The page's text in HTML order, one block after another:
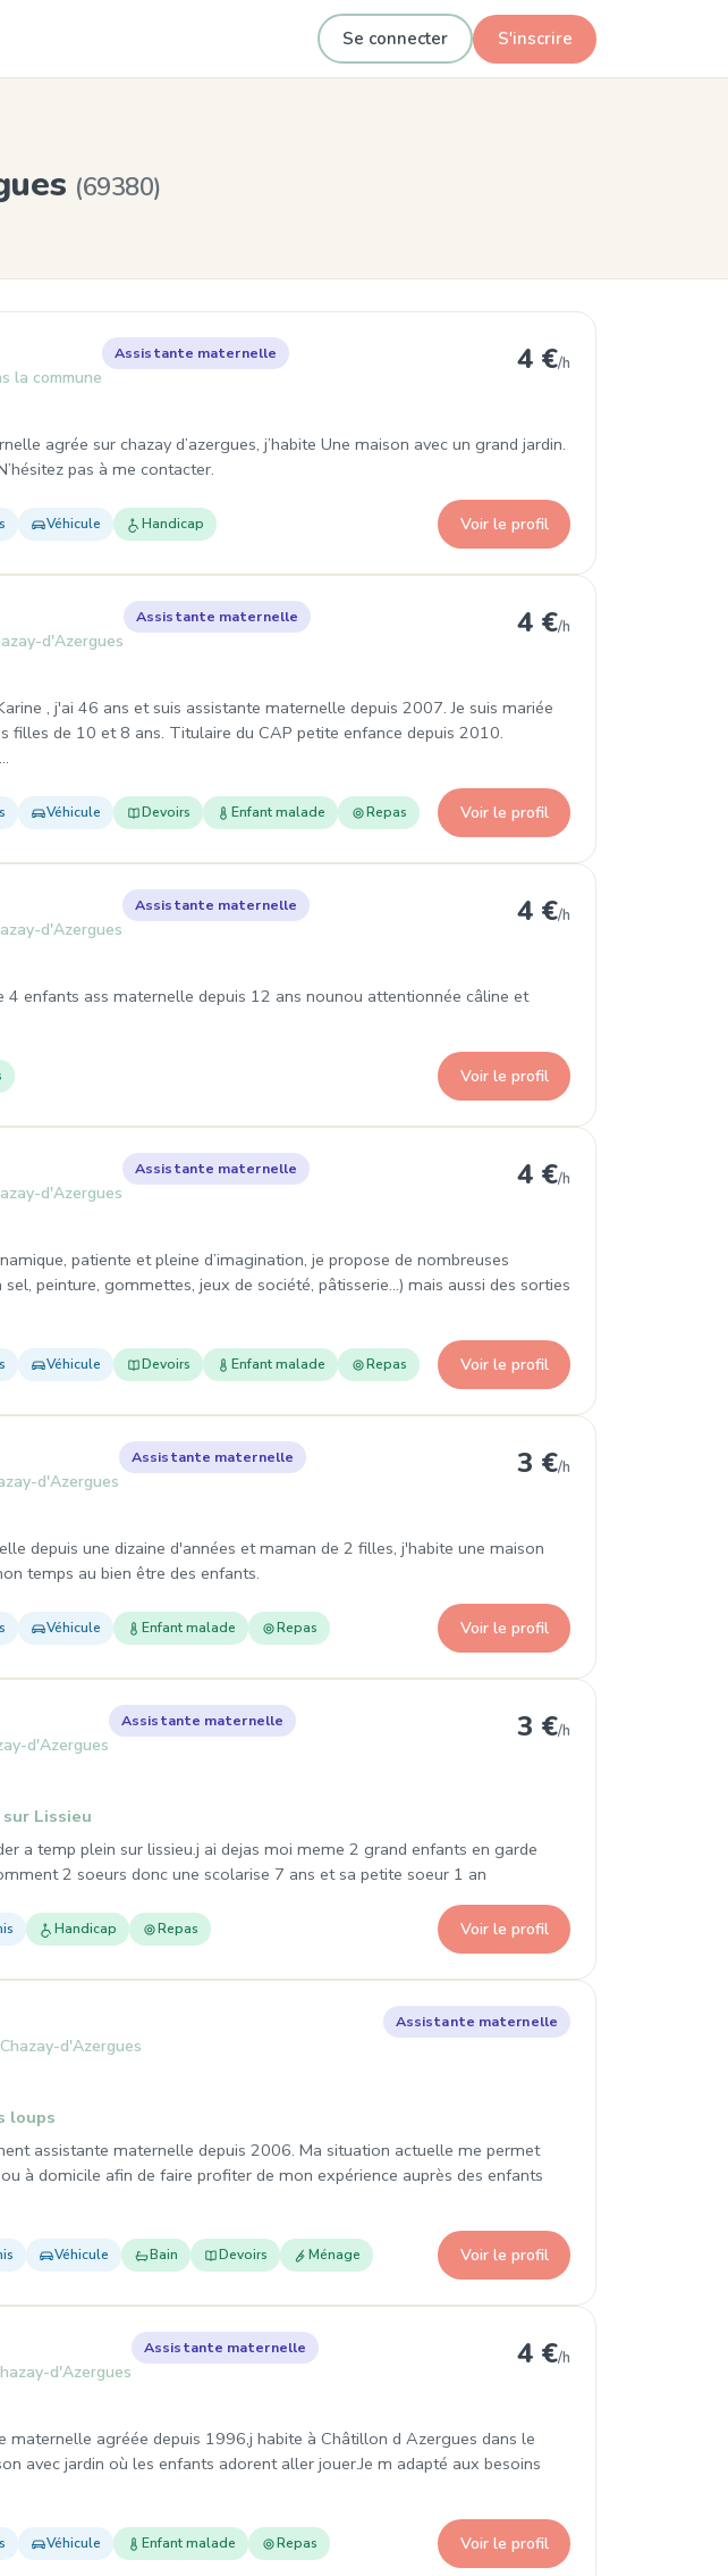
Se connecter S'inscrire
(69380)
maternelle à Chazay-d'Azergues
la commune
Assistante maternelle 4 €/h
agrée sur chazay d’azergues, j’habite Une maison avec un grand jardin.
pas à me contacter.
Véhicule Handicap Voir le profil
maternelle à Morancé
d'Azergues
Assistante maternelle 4 €/h
, j'ai 46 ans et suis assistante maternelle depuis 2007. Je suis mariée
filles de 10 et 8 ans. Titulaire du CAP petite enfance depuis 2010.
Véhicule Devoirs Enfant malade Repas Voir le profil
maternelle à Lozanne
d'Azergues
Assistante maternelle 4 €/h
4 enfants ass maternelle depuis 12 ans nounou attentionnée câline et
Voir le profil
maternelle à Lozanne
d'Azergues
Assistante maternelle 4 €/h
patiente et pleine d’imagination, je propose de nombreuses
peinture, gommettes, jeux de société, pâtisserie...) mais aussi des sorties
Véhicule Devoirs Enfant malade Repas Voir le profil
maternelle à Lucenay
d'Azergues
Assistante maternelle 3 €/h
depuis une dizaine d'années et maman de 2 filles, j'habite une maison
temps au bien être des enfants.
Véhicule Enfant malade Repas Voir le profil
maternelle à Lissieu
d'Azergues
Assistante maternelle 3 €/h
Lissieu
a temp plein sur lissieu.j ai dejas moi meme 2 grand enfants en garde
2 soeurs donc une scolarise 7 ans et sa petite soeur 1 an
Handicap Repas Voir le profil
d'Azergues
Assistante maternelle
loups
assistante maternelle depuis 2006. Ma situation actuelle me permet
à domicile afin de faire profiter de mon expérience auprès des enfants
Véhicule Bain Devoirs Ménage Voir le profil
maternelle à Châtillon
d'Azergues
Assistante maternelle 4 €/h
maternelle agréée depuis 1996,j habite à Châtillon d Azergues dans le
avec jardin où les enfants adorent aller jouer.Je m adapté aux besoins
Véhicule Enfant malade Repas Voir le profil